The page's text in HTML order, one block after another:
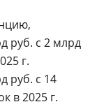
руб. с 2 млрд
г.
руб. с 14
в 2025 г.